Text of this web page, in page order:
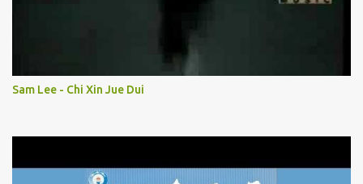
Sam Lee - Chi Xin Jue Dui